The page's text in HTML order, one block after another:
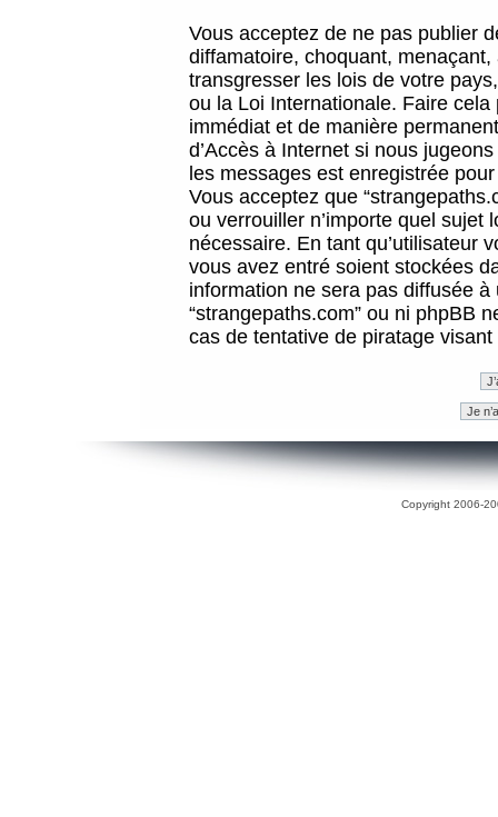
Vous acceptez de ne pas publier
diffamatoire, choquant,
transgresser les lois de votre
ou la Loi Internationale. Faire
immédiat et de manière
d’Accès à Internet si nous
les messages est enregistrée
Vous acceptez que
ou verrouiller n’importe quel sujet
nécessaire. En tant qu’utilisateur
vous avez entré soient stockées
information ne sera pas diffusée
“strangepaths.com” ou ni phpBB
cas de tentative de piratage
Copyright 2006-